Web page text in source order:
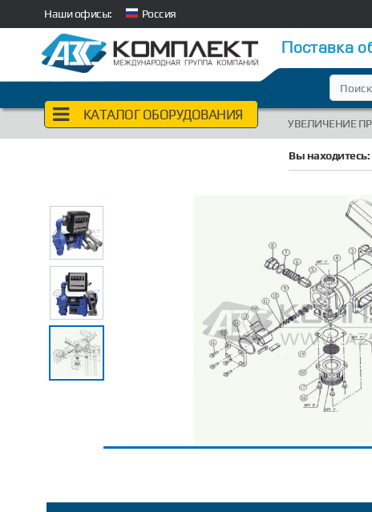
Наши офисы: Россия
Поставка
КАТАЛОГ ОБОРУДОВАНИЯ
УВЕЛИЧЕНИЕ
Вы находитесь: